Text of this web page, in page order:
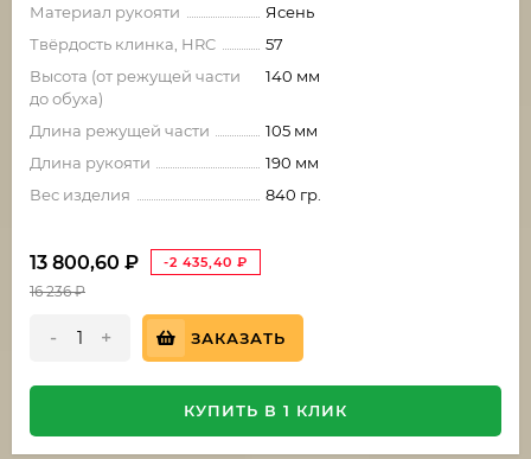
Материал рукояти
Ясень
Твёрдость клинка, HRC
57
Высота (от режущей части
до обуха)
140 мм
Длина режущей части
105 мм
Длина рукояти
190 мм
Вес изделия
840 гр.
13 800,60 ₽ -2 435,40 ₽
16 236₽
- + ЗАКАЗАТЬ
КУПИТЬ В 1 КЛИК